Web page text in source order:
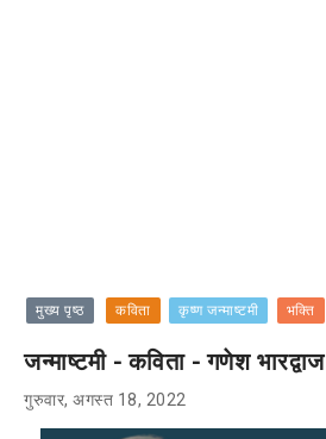
मुख्य पृष्ठ कविता कृष्ण जन्माष्टमी भक्ति
जन्माष्टमी - कविता - गणेश भारद्वाज
गुरुवार, अगस्त 18, 2022